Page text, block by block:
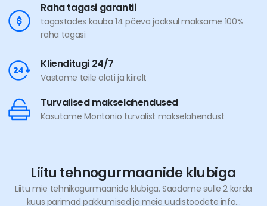
Raha tagasi garantii
tagastades kauba 14 päeva jooksul maksame 100%
raha tagasi
Klienditugi 24/7
Vastame teile alati ja kiirelt
Turvalised makselahendused
Kasutame Montonio turvalist makselahendust
Liitu tehnogurmaanide klubiga
Liitu mie tehnikagurmaanide klubiga. Saadame sulle 2 korda
kuus parimad pakkumised ja meie uudistoodete info...